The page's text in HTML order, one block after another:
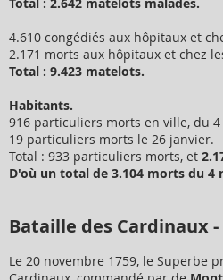
4.610 congédiés aux hôpitaux et
2.171 morts aux hôpitaux et chez
Total : 9.423 matelots.
Habitants.
916 particuliers morts en ville, du
19 particuliers morts le 26 janvier.
Total : 933 particuliers morts, et
D'où un total de 3.104 morts du 4
Bataille des Cardinaux
Le 20 novembre 1759, le Superbe